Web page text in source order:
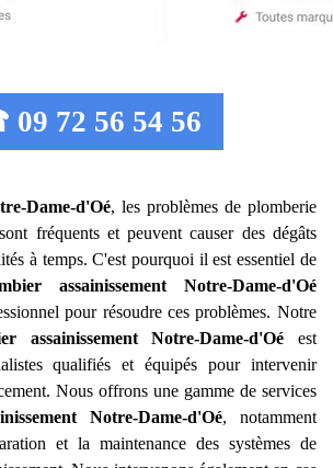
72 56 54 56
Dame-d'Oé, les problèmes de plomberie
fréquents et peuvent causer des dégâts
à temps. C'est pourquoi il est essentiel de
assainissement
Notre-Dame-d'Oé
pour résoudre ces problèmes. Notre
assainissement Notre-Dame-d'Oé est
qualifiés et équipés pour intervenir
Nous offrons une gamme de services
Notre-Dame-d'Oé, notamment
et la maintenance des systèmes de